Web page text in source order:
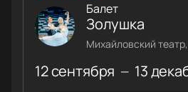
12 сентября — 13
Балет
Золушка
Михайловский